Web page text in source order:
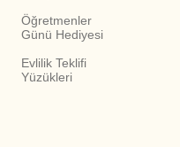
Öğretmenler
Günü Hediyesi
Evlilik Teklifi
Yüzükleri